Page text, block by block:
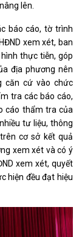
lên.
báo cáo, tờ trình
xem xét, ban
thực tiễn, góp
địa phương nên
căn cứ vào chức
tra các báo cáo,
cáo thẩm tra của
tư liệu, thông
cơ sở kết quả
xem xét và có ý
xem xét, quyết
hiện đều đạt hiệu